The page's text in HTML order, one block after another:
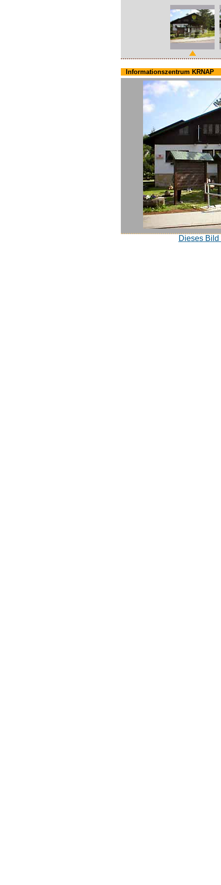
Informationszentrum KRNAP
Dieses Bild